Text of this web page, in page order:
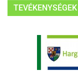
TEVÉKENYSÉGEK